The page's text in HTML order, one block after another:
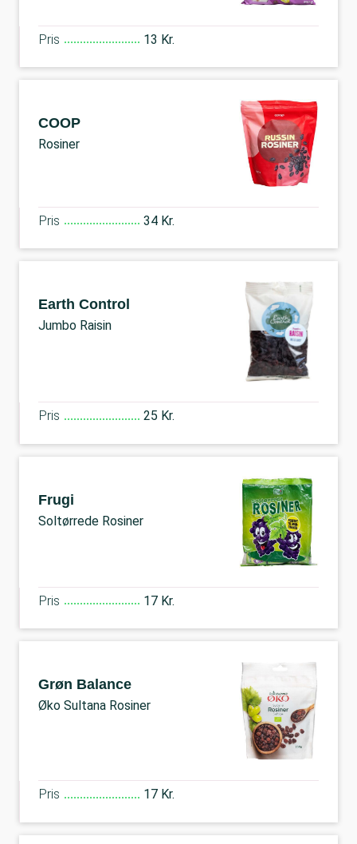
Pris 13 Kr.
COOP
Rosiner
Pris 34 Kr.
Earth Control
Jumbo Raisin
Pris 25 Kr.
Frugi
Soltørrede Rosiner
Pris 17 Kr.
Grøn Balance
Øko Sultana Rosiner
Pris 17 Kr.